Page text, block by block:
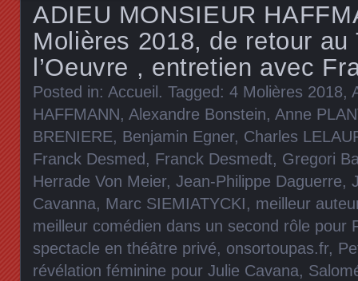
ADIEU MONSIEUR
Molières 2018, de retour au
l’Oeuvre , entretien avec
Posted in: Accueil . Tagged: 4 Molières 2018,
HAFFMANN, Alexandre Bonstein, Anne
BRENIERE, Benjamin Egner, Charles
Franck Desmed , Franck Desmedt, Gregori
Herrade Von Meier, Jean-Philippe Daguerre,
Cavanna, Marc SIEMIATYCKI, meilleur
meilleur comédien dans un second rôle pour
spectacle en théâtre privé, onsortoupas.fr,
révélation féminine pour Julie Cavana,